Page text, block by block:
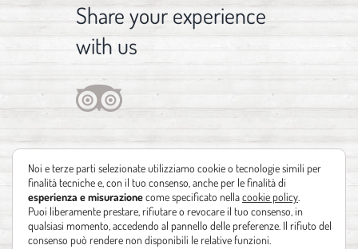
Share your experience
with us
Noi e terze parti selezionate utilizziamo cookie o tecnologie simili per
finalità tecniche e, con il tuo consenso, anche per le finalità di
esperienza e misurazionecome specificato nellacookie policy
Puoi liberamente prestare, rifiutare o revocare il tuo consenso, in
qualsiasi momento, accedendo al pannello delle preferenze. Il rifiuto del
consenso può rendere non disponibili le relative funzioni.